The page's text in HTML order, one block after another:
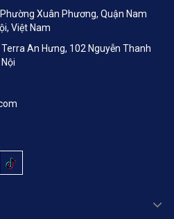
Xuân Phương, Quận Nam
Việt Nam
An Hưng, 102 Nguyễn Thanh